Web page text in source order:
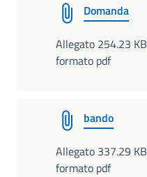
Domanda
Allegato 254.23 KB
formato pdf
bando
Allegato 337.29 KB
formato pdf